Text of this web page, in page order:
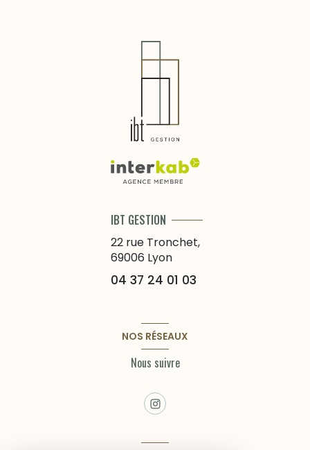
IBT GESTION
22 rue Tronchet,
69006 Lyon
04 37 24 01 03
NOS RÉSEAUX
Nous suivre